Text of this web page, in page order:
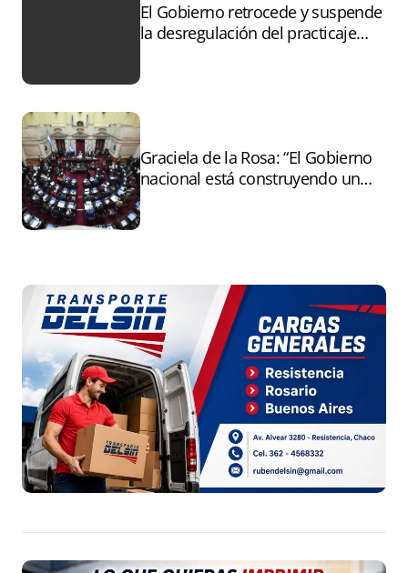
El Gobierno retrocede y suspende
la desregulación del practicaje
Graciela de la Rosa: “El Gobierno
nacional está construyendo un